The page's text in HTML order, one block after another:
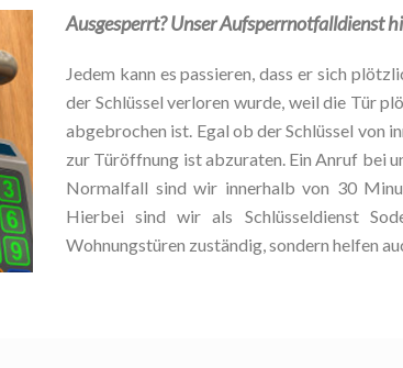
Ausgesperrt? Unser Aufsperrnotfalldienst
Jedem kann es passieren, dass er sich
der Schlüssel verloren wurde, weil die Tür
abgebrochen ist. Egal ob der Schlüssel von
zur Türöffnung ist abzuraten. Ein Anruf bei
Normalfall sind wir innerhalb von 30
Hierbei sind wir als Schlüsseldienst
Wohnungstüren zuständig, sondern helfen